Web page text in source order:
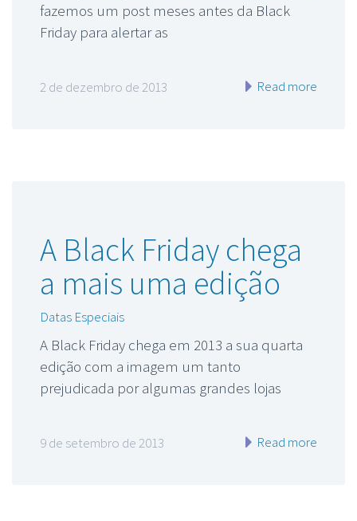
fazemos um post meses antes da Black
Friday para alertar as
2 de dezembro de 2013 Read more
A Black Friday chega
a mais uma edição
Datas Especiais
A Black Friday chega em 2013 a sua quarta
edição com a imagem um tanto
prejudicada por algumas grandes lojas
9 de setembro de 2013 Read more